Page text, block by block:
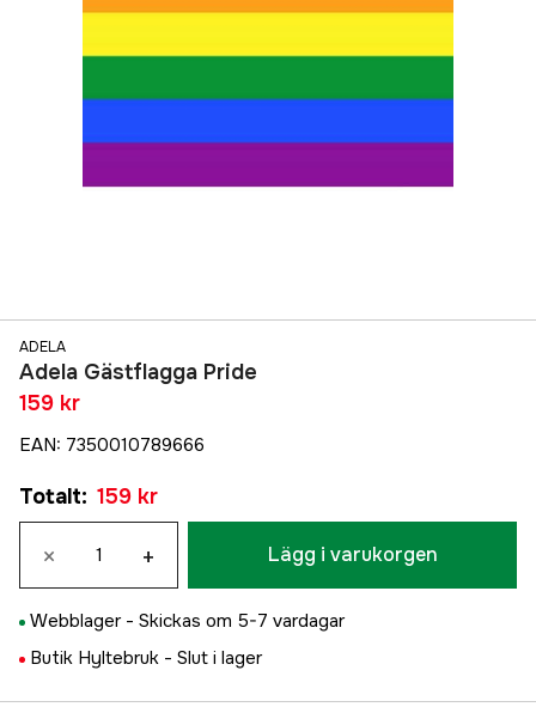
ADELA
Adela Gästflagga Pride
159 kr
EAN: 7350010789666
Totalt: 159 kr
× + Lägg i varukorgen
Webblager - Skickas om 5-7 vardagar
Butik Hyltebruk - Slut i lager